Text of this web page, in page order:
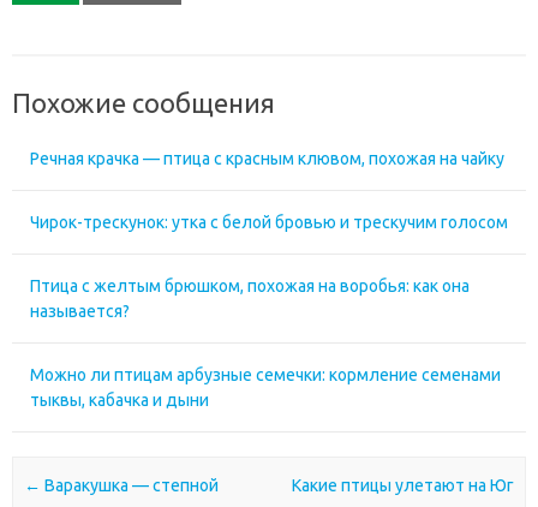
Похожие сообщения
Речная крачка — птица с красным клювом, похожая на чайку
Чирок-трескунок: утка с белой бровью и трескучим голосом
Птица с желтым брюшком, похожая на воробья: как она
называется?
Можно ли птицам арбузные семечки: кормление семенами
тыквы, кабачка и дыни
Почтовая навигация
← Варакушка — степной
Какие птицы улетают на Юг